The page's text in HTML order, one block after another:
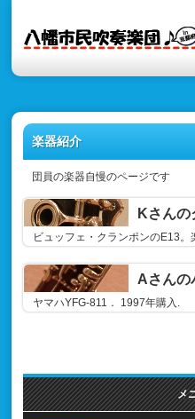
楽器紹介
団員の楽器自慢のページです
Kさんの
ビュッフェ・クランポンのE13。
Aさんの
ヤマハYFG-811． 1997年購入.
メ